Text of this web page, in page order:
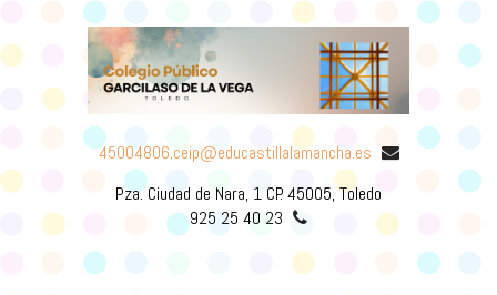
45004806.ceip@educastillalamancha.es
Pza. Ciudad de Nara, 1 CP. 45005, Toledo
925 25 40 23